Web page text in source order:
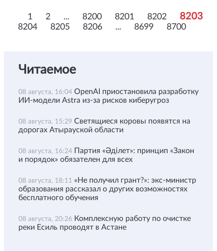
1 2 ... 8200 8201 8202 8203
8204 8205 8206 ... 8699 8700
Читаемое
08 августа, 16:04 OpenAI приостановила разработку
ИИ-модели Astra из-за рисков киберугроз
08 августа, 15:29 Светящиеся коровы появятся на
дорогах Атырауской области
08 августа, 16:24 Партия «Әділет»: принцип «Закон
и порядок» обязателен для всех
08 августа, 18:11 «Не получил грант?»: экс-министр
образования рассказал о других возможностях
бесплатного обучения
08 августа, 20:26 Комплексную работу по очистке
реки Есиль проводят в Астане